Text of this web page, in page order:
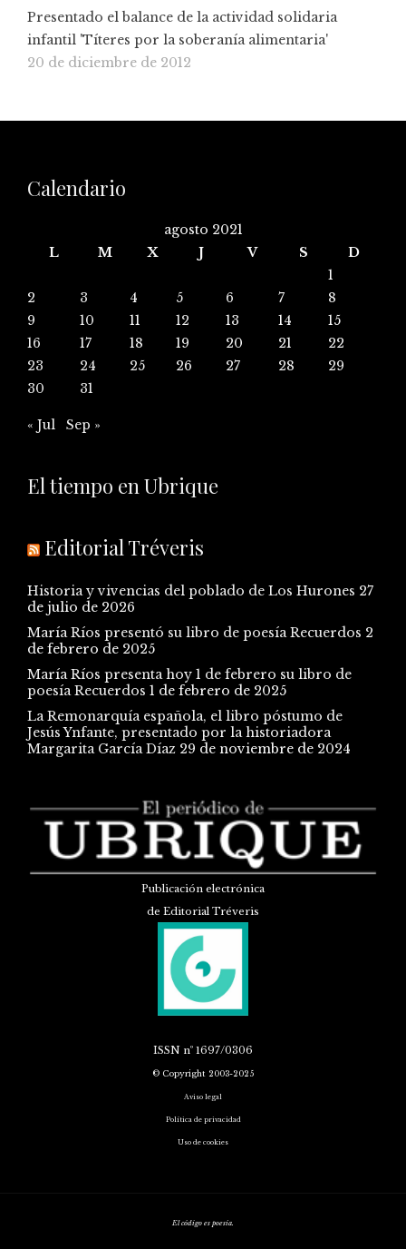
Presentado el balance de la actividad solidaria
infantil 'Títeres por la soberanía alimentaria'
20 de diciembre de 2012
Calendario
agosto 2021
L
M X J V S
D
1
2
3 4 5 6 7
8
9
10 11 12 13 14
15
16
17 18 19 20 21
22
23
24 25 26 27 28
29
30
31
« Jul Sep »
El tiempo en Ubrique
Editorial Tréveris
Historia y vivencias del poblado de Los Hurones 27
de julio de 2026
María Ríos presentó su libro de poesía Recuerdos 2
de febrero de 2025
María Ríos presenta hoy 1 de febrero su libro de
poesía Recuerdos 1 de febrero de 2025
La Remonarquía española, el libro póstumo de
Jesús Ynfante, presentado por la historiadora
Margarita García Díaz 29 de noviembre de 2024
Publicación electrónica
de Editorial Tréveris
ISSN nº 1697/0306
© Copyright 2003-2025
Aviso legal
Política de privacidad
Uso de cookies
El código es poesía.